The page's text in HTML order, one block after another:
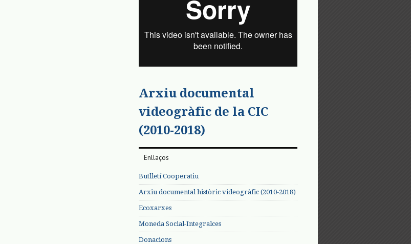
Arxiu documental
videogràfic de la CIC
(2010-2018)
Enllaços
Butlletí Cooperatiu
Arxiu documental històric videogràfic (2010-2018)
Ecoxarxes
Moneda Social-Integralces
Donacions